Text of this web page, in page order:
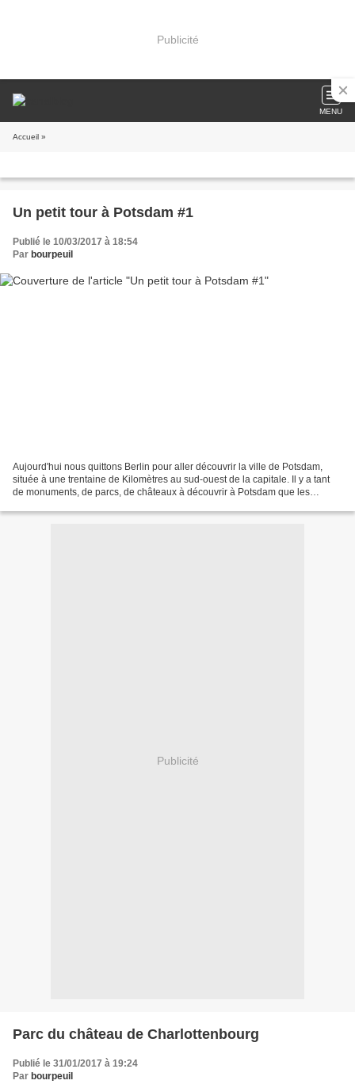
Publicité
MENU
Accueil »
Un petit tour à Potsdam #1
Publié le 10/03/2017 à 18:54
Par bourpeuil
Aujourd'hui nous quittons Berlin pour aller découvrir la ville de Potsdam,
située à une trentaine de Kilomètres au sud-ouest de la capitale. Il y a tant
de monuments, de parcs, de châteaux à découvrir à Potsdam que les
Publicité
Parc du château de Charlottenbourg
Publié le 31/01/2017 à 19:24
Par bourpeuil